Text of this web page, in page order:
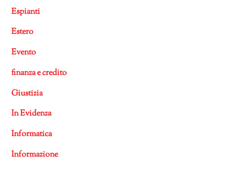
Espianti
Estero
Evento
finanza e credito
Giustizia
In Evidenza
Informatica
Informazione